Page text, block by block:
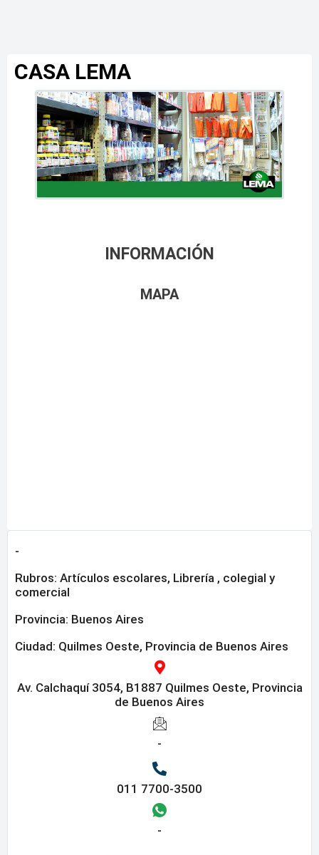
CASA LEMA
INFORMACIÓN
MAPA
-
Rubros: Artículos escolares, Librería , colegial y
comercial
Provincia: Buenos Aires
Ciudad: Quilmes Oeste, Provincia de Buenos Aires
Av. Calchaquí 3054, B1887 Quilmes Oeste, Provincia
de Buenos Aires
-
011 7700-3500
-